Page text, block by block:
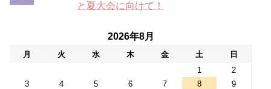
と夏大会に向けて！
2026年8月
月 火 水 木 金 土
日
1
2
3
4 5 6 7 8
9